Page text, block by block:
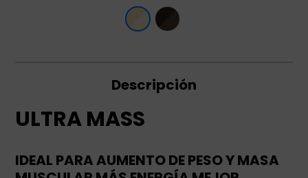
Descripción
ULTRA MASS
IDEAL PARA AUMENTO DE PESO Y MASA